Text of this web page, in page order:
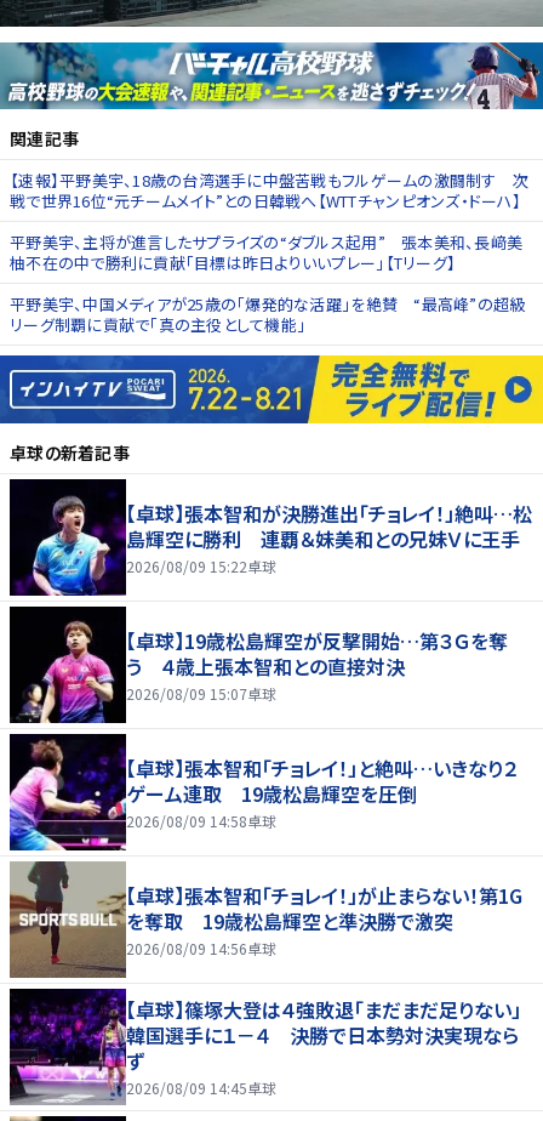
関連記事
【速報】平野美宇、18歳の台湾選手に中盤苦戦もフルゲームの激闘制す 次
戦で世界16位“元チームメイト”との日韓戦へ【WTTチャンピオンズ・ドーハ】
平野美宇、主将が進言したサプライズの“ダブルス起用” 張本美和、長﨑美
柚不在の中で勝利に貢献「目標は昨日よりいいプレー」【Tリーグ】
平野美宇、中国メディアが25歳の「爆発的な活躍」を絶賛 “最高峰”の超級
リーグ制覇に貢献で「真の主役として機能」
卓球の新着記事
【卓球】張本智和が決勝進出「チョレイ！」絶叫…松
島輝空に勝利 連覇＆妹美和との兄妹Ｖに王手
2026/08/09 15:22卓球
【卓球】19歳松島輝空が反撃開始…第３Ｇを奪
う ４歳上張本智和との直接対決
2026/08/09 15:07卓球
【卓球】張本智和「チョレイ！」と絶叫…いきなり２
ゲーム連取 19歳松島輝空を圧倒
2026/08/09 14:58卓球
【卓球】張本智和「チョレイ！」が止まらない！第1G
を奪取 19歳松島輝空と準決勝で激突
2026/08/09 14:56卓球
【卓球】篠塚大登は４強敗退「まだまだ足りない」
韓国選手に１－４ 決勝で日本勢対決実現なら
ず
2026/08/09 14:45卓球